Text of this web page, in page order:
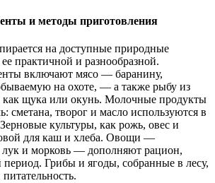
и методы приготовления
на доступные природные
практичной и разнообразной.
включают мясо — баранину,
на охоте, — а также рыбу из
как щука или окунь. Молочные продукты
сметана, творог и масло используются в
культуры, как рожь, овес и
для каш и хлеба. Овощи —
лук и морковь — дополняют рацион,
период. Грибы и ягоды, собранные в лесу,